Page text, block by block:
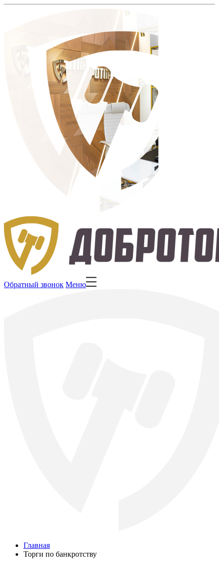
Обратный звонок Меню
Главная
Торги по банкротству